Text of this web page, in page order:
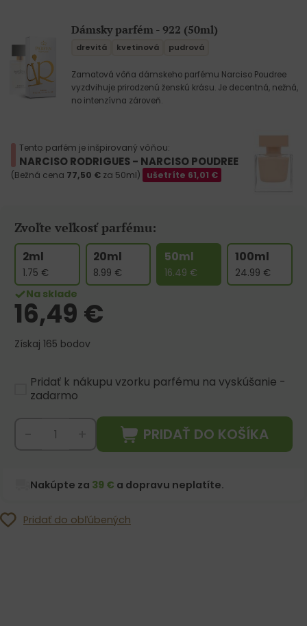
Dámsky parfém - 922 (50ml)
drevitá kvetinová pudrová
Zamatová vôňa dámskeho parfému Narciso Poudree
vyzdvihuje prirodzenú ženskú krásu. Je decentná, nežná,
no intenzívna zároveň.
Tento parfém je inšpirovaný vôňou:
NARCISO RODRIGUES - NARCISO POUDREE
(Bežná cena 77,50 € za 50ml) ušetríte 61,01 €
Zvoľte veľkosť parfému:
2ml
1.75 €
20ml
8.99 €
50ml
16.49 €
100ml
24.99 €
Na sklade
16,49 €
Získaj 165 bodov
Pridať k nákupu vzorku parfému na vyskúšanie -
zadarmo
PRIDAŤ DO KOŠÍKA
Nakúpte za 39 € a dopravu neplatíte.
Pridať do obľúbených